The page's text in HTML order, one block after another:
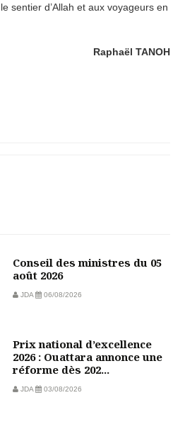
sentier d’Allah et aux voyageurs en
Raphaël TANOH
Conseil des ministres du 05
août 2026
JDA 06/08/2026
Prix national d’excellence
2026 : Ouattara annonce une
réforme dès 202...
JDA 03/08/2026